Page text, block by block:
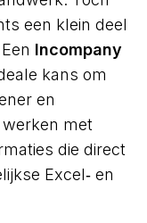
een klein deel
Incompany
kans om
en
met
die direct
Excel‑ en